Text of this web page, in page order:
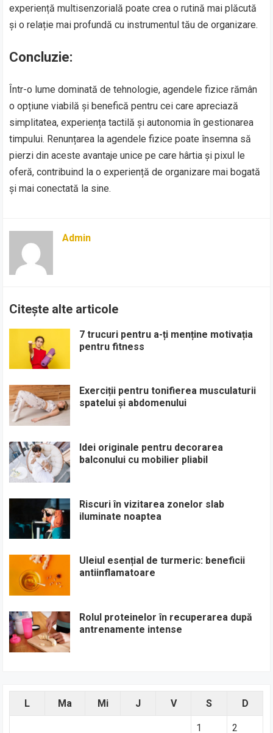
experiență multisenzorială poate crea o rutină mai plăcută
și o relație mai profundă cu instrumentul tău de organizare.
Concluzie:
Într-o lume dominată de tehnologie, agendele fizice rămân
o opțiune viabilă și benefică pentru cei care apreciază
simplitatea, experiența tactilă și autonomia în gestionarea
timpului. Renunțarea la agendele fizice poate însemna să
pierzi din aceste avantaje unice pe care hârtia și pixul le
oferă, contribuind la o experiență de organizare mai bogată
și mai conectată la sine.
Admin
Citește alte articole
7 trucuri pentru a-ți menține motivația
pentru fitness
Exerciții pentru tonifierea musculaturii
spatelui și abdomenului
Idei originale pentru decorarea
balconului cu mobilier pliabil
Riscuri în vizitarea zonelor slab
iluminate noaptea
Uleiul esențial de turmeric: beneficii
antiinflamatoare
Rolul proteinelor în recuperarea după
antrenamente intense
L Ma Mi J V S D
1 2